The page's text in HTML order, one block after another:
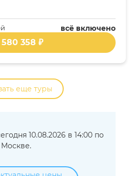
всё включено
580 358 ₽
еще туры
10.08.2026 в 14:00 по
Москве.